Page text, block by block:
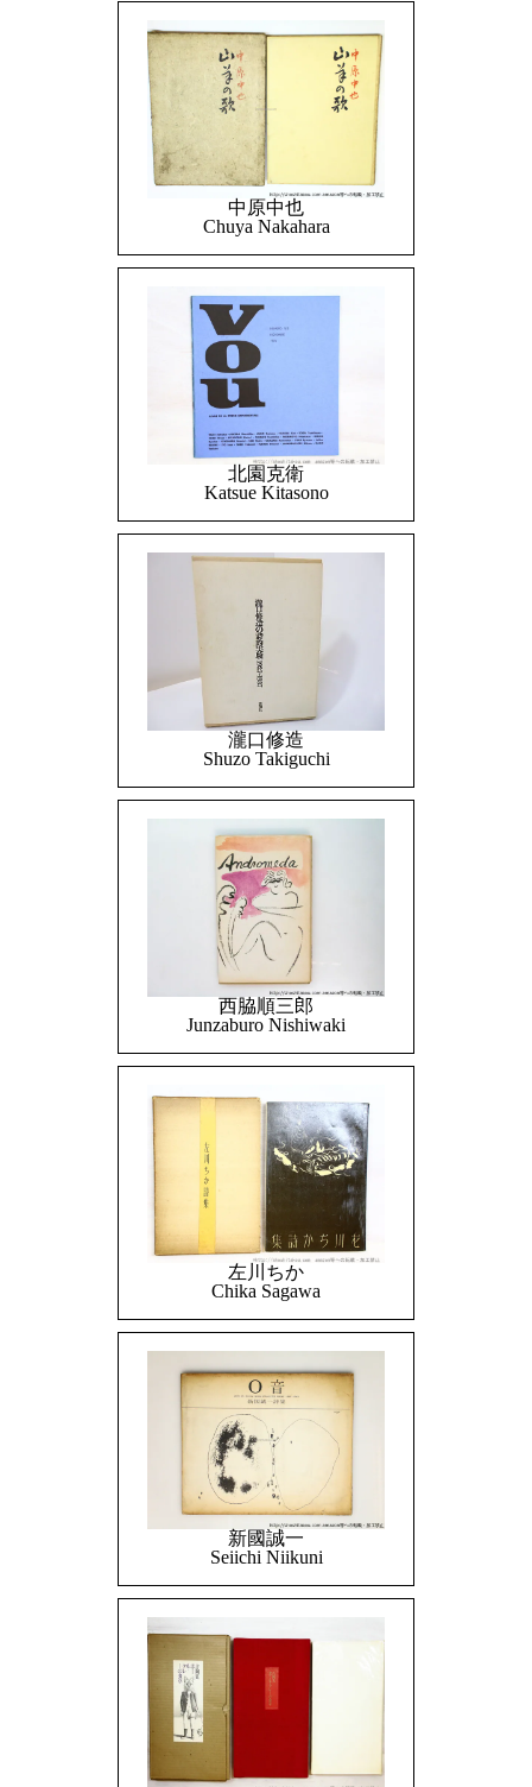
中原中也
Chuya Nakahara
北園克衛
Katsue Kitasono
瀧口修造
Shuzo Takiguchi
西脇順三郎
Junzaburo Nishiwaki
左川ちか
Chika Sagawa
新國誠一
Seiichi Niikuni